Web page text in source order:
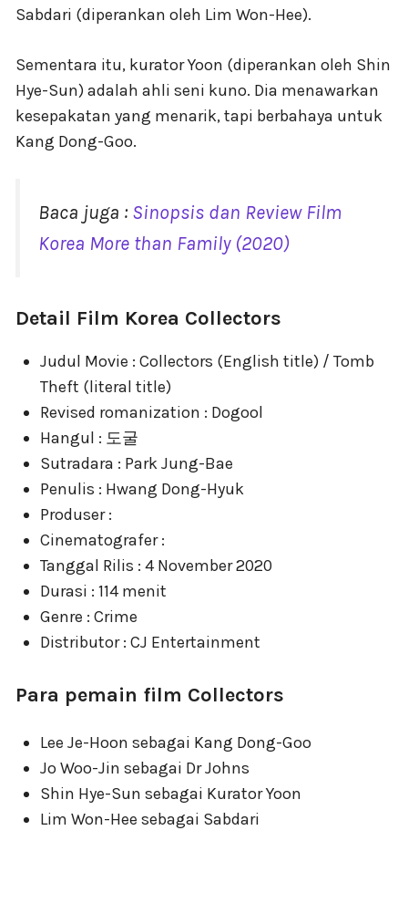
Sabdari (diperankan oleh Lim Won-Hee).
Sementara itu, kurator Yoon (diperankan oleh Shin
Hye-Sun) adalah ahli seni kuno. Dia menawarkan
kesepakatan yang menarik, tapi berbahaya untuk
Kang Dong-Goo.
Baca juga : Sinopsis dan Review Film
Korea More than Family (2020)
Detail Film Korea Collectors
Judul Movie : Collectors (English title) / Tomb
Theft (literal title)
Revised romanization : Dogool
Hangul : 도굴
Sutradara : Park Jung-Bae
Penulis : Hwang Dong-Hyuk
Produser :
Cinematografer :
Tanggal Rilis : 4 November 2020
Durasi : 114 menit
Genre : Crime
Distributor : CJ Entertainment
Para pemain film Collectors
Lee Je-Hoon sebagai Kang Dong-Goo
Jo Woo-Jin sebagai Dr Johns
Shin Hye-Sun sebagai Kurator Yoon
Lim Won-Hee sebagai Sabdari